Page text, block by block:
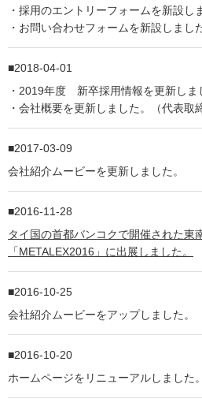
・採用のエントリーフォームを新設し
・お問い合わせフォームを新設しまし
2018-04-01
・2019年度 新卒採用情報を更新しま
・会社概要を更新しました。（代表取
2017-03-09
会社紹介ムービーを更新しました。
2016-11-28
タイ国の首都バンコクで開催された東
「METALEX2016」に出展しました。
2016-10-25
会社紹介ムービーをアップしました。
2016-10-20
ホームページをリニューアルしました。